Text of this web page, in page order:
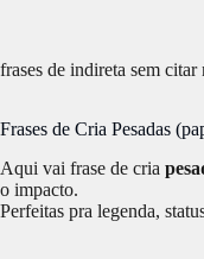
frases de indireta sem citar
Frases de Cria Pesadas
Aqui vai frase de cria
o impacto.
Perfeitas pra legenda,